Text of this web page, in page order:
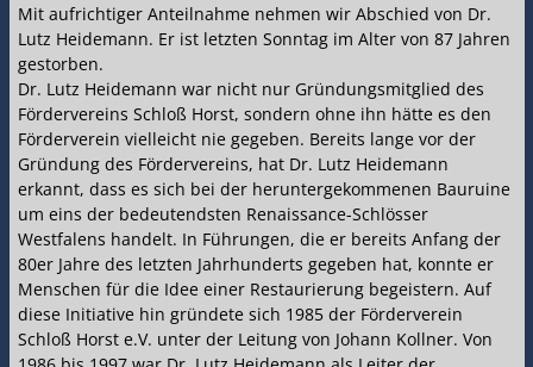
Mit aufrichtiger Anteilnahme nehmen wir Abschied von Dr.
Lutz Heidemann. Er ist letzten Sonntag im Alter von 87 Jahren
gestorben.
Dr. Lutz Heidemann war nicht nur Gründungsmitglied des
Fördervereins Schloß Horst, sondern ohne ihn hätte es den
Förderverein vielleicht nie gegeben. Bereits lange vor der
Gründung des Fördervereins, hat Dr. Lutz Heidemann
erkannt, dass es sich bei der heruntergekommenen Bauruine
um eins der bedeutendsten Renaissance-Schlösser
Westfalens handelt. In Führungen, die er bereits Anfang der
80er Jahre des letzten Jahrhunderts gegeben hat, konnte er
Menschen für die Idee einer Restaurierung begeistern. Auf
diese Initiative hin gründete sich 1985 der Förderverein
Schloß Horst e.V. unter der Leitung von Johann Kollner. Von